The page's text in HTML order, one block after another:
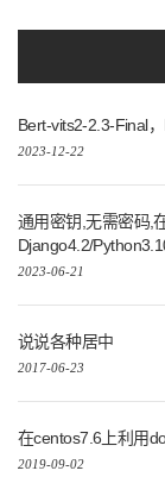
Bert-vits2-2.3-Final
2023-12-22
通用密钥,无需密码,
Django4.2/
2023-06-21
说说各种居中
2017-06-23
在centos7.6上利用
2019-09-02